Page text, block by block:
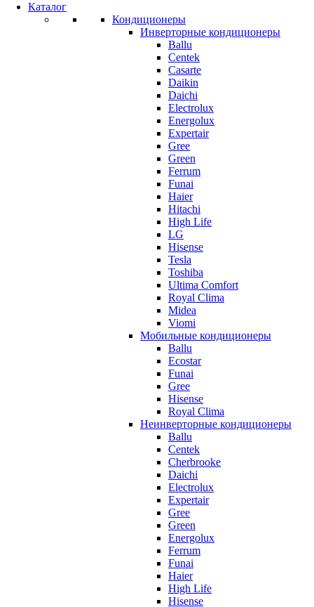
Каталог
Кондиционеры
Инверторные кондиционеры
Ballu
Centek
Casarte
Daikin
Daichi
Electrolux
Energolux
Expertair
Gree
Green
Ferrum
Funai
Haier
Hitachi
High Life
LG
Hisense
Tesla
Toshiba
Ultima Comfort
Royal Clima
Midea
Viomi
Мобильные кондиционеры
Ballu
Ecostar
Funai
Gree
Hisense
Royal Clima
Неинверторные кондиционеры
Ballu
Centek
Cherbrooke
Daichi
Electrolux
Expertair
Gree
Green
Energolux
Ferrum
Funai
Haier
High Life
Hisense